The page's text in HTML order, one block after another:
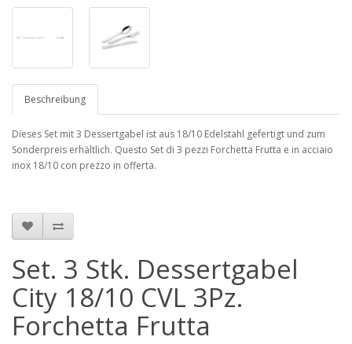
Beschreibung
Dieses Set mit 3 Dessertgabel ist aus 18/10 Edelstahl gefertigt und zum
Sonderpreis erhältlich. Questo Set di 3 pezzi Forchetta Frutta e in acciaio
inox 18/10 con prezzo in offerta.
Set. 3 Stk. Dessertgabel
City 18/10 CVL 3Pz.
Forchetta Frutta